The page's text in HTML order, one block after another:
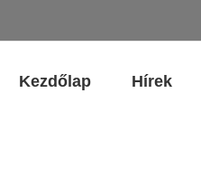
Kezdőlap Hírek